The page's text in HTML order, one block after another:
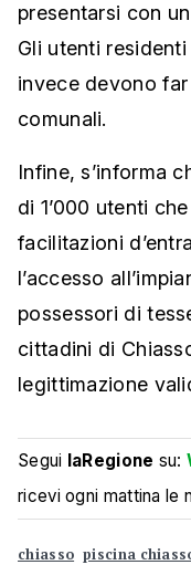
presentarsi con
Gli utenti
invece devono
comunali.
Infine, s’informa
di 1’000 utenti
facilitazioni
l’accesso
possessori di
cittadini di
legittimazione
Segui laRegione su:
ricevi ogni mattina le
chiasso piscina